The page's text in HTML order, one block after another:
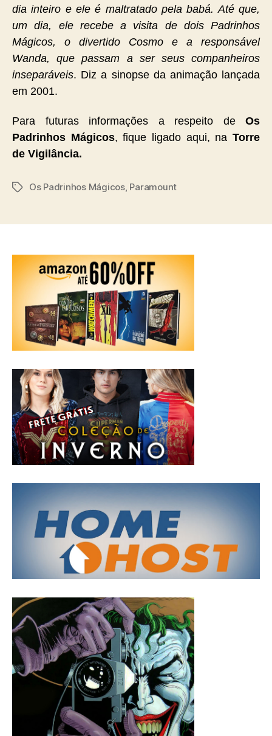
dia inteiro e ele é maltratado pela babá. Até que,
um dia, ele recebe a visita de dois Padrinhos
Mágicos, o divertido Cosmo e a responsável
Wanda, que passam a ser seus companheiros
inseparáveis. Diz a sinopse da animação lançada
em 2001.
Para futuras informações a respeito de Os
Padrinhos Mágicos, fique ligado aqui, na Torre
de Vigilância.
TagsOs Padrinhos Mágicos, Paramount